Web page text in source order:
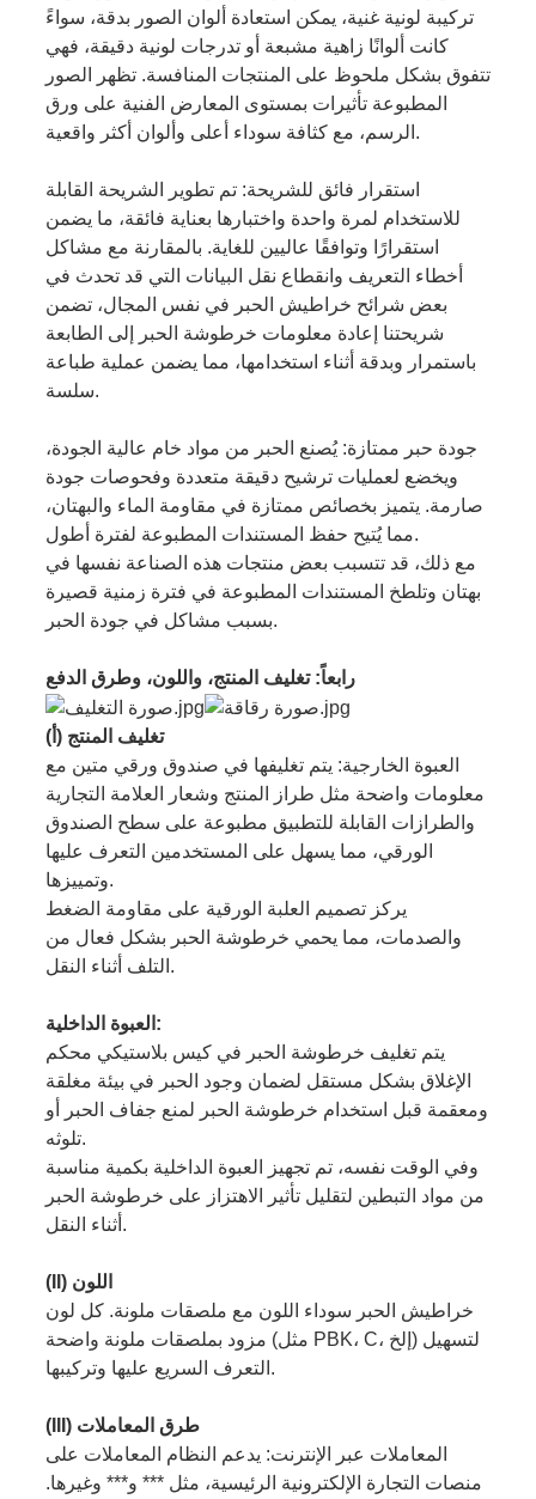
تركيبة لونية غنية، يمكن استعادة ألوان الصور بدقة، سواءً
كانت ألوانًا زاهية مشبعة أو تدرجات لونية دقيقة، فهي
تتفوق بشكل ملحوظ على المنتجات المنافسة. تظهر الصور
المطبوعة تأثيرات بمستوى المعارض الفنية على ورق
الرسم، مع كثافة سوداء أعلى وألوان أكثر واقعية.
استقرار فائق للشريحة: تم تطوير الشريحة القابلة
للاستخدام لمرة واحدة واختبارها بعناية فائقة، ما يضمن
استقرارًا وتوافقًا عاليين للغاية. بالمقارنة مع مشاكل
أخطاء التعريف وانقطاع نقل البيانات التي قد تحدث في
بعض شرائح خراطيش الحبر في نفس المجال، تضمن
شريحتنا إعادة معلومات خرطوشة الحبر إلى الطابعة
باستمرار وبدقة أثناء استخدامها، مما يضمن عملية طباعة
سلسة.
جودة حبر ممتازة: يُصنع الحبر من مواد خام عالية الجودة،
ويخضع لعمليات ترشيح دقيقة متعددة وفحوصات جودة
صارمة. يتميز بخصائص ممتازة في مقاومة الماء والبهتان،
مما يُتيح حفظ المستندات المطبوعة لفترة أطول.
مع ذلك، قد تتسبب بعض منتجات هذه الصناعة نفسها في
بهتان وتلطخ المستندات المطبوعة في فترة زمنية قصيرة
بسبب مشاكل في جودة الحبر.
رابعاً: تغليف المنتج، واللون، وطرق الدفع
(أ) تغليف المنتج
العبوة الخارجية: يتم تغليفها في صندوق ورقي متين مع
معلومات واضحة مثل طراز المنتج وشعار العلامة التجارية
والطرازات القابلة للتطبيق مطبوعة على سطح الصندوق
الورقي، مما يسهل على المستخدمين التعرف عليها
وتمييزها.
يركز تصميم العلبة الورقية على مقاومة الضغط
والصدمات، مما يحمي خرطوشة الحبر بشكل فعال من
التلف أثناء النقل.
العبوة الداخلية:
يتم تغليف خرطوشة الحبر في كيس بلاستيكي محكم
الإغلاق بشكل مستقل لضمان وجود الحبر في بيئة مغلقة
ومعقمة قبل استخدام خرطوشة الحبر لمنع جفاف الحبر أو
تلوثه.
وفي الوقت نفسه، تم تجهيز العبوة الداخلية بكمية مناسبة
من مواد التبطين لتقليل تأثير الاهتزاز على خرطوشة الحبر
أثناء النقل.
(II) اللون
خراطيش الحبر سوداء اللون مع ملصقات ملونة. كل لون
مزود بملصقات ملونة واضحة (مثل PBK، C، إلخ) لتسهيل
التعرف السريع عليها وتركيبها.
(III) طرق المعاملات
المعاملات عبر الإنترنت: يدعم النظام المعاملات على
منصات التجارة الإلكترونية الرئيسية، مثل *** و*** وغيرها.